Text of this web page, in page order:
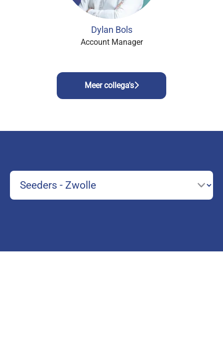
Dylan Bols
Account Manager
Meer collega's